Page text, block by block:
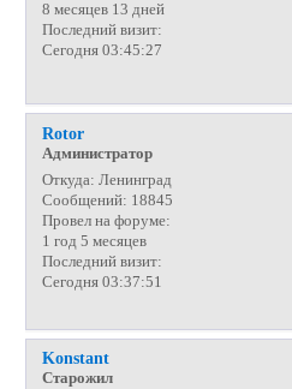
8 месяцев 13 дней
Последний визит:
Сегодня 03:45:27
Rotor
Администратор
Откуда: Ленинград
Сообщений: 18845
Провел на форуме:
1 год 5 месяцев
Последний визит:
Сегодня 03:37:51
Konstant
Старожил